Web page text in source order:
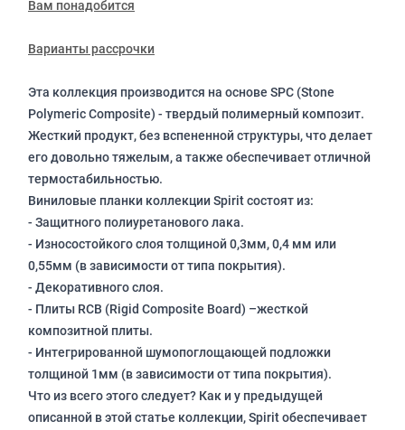
Вам понадобится
Варианты рассрочки
Эта коллекция производится на основе SPC (Stone
Polymeric Composite) - твердый полимерный композит.
Жесткий продукт, без вспененной структуры, что делает
его довольно тяжелым, а также обеспечивает отличной
термостабильностью.
Виниловые планки коллекции Spirit состоят из:
- Защитного полиуретанового лака.
- Износостойкого слоя толщиной 0,3мм, 0,4 мм или
0,55мм (в зависимости от типа покрытия).
- Декоративного слоя.
- Плиты RCB (Rigid Composite Board) –жесткой
композитной плиты.
- Интегрированной шумопоглощающей подложки
толщиной 1мм (в зависимости от типа покрытия).
Что из всего этого следует? Как и у предыдущей
описанной в этой статье коллекции, Spirit обеспечивает